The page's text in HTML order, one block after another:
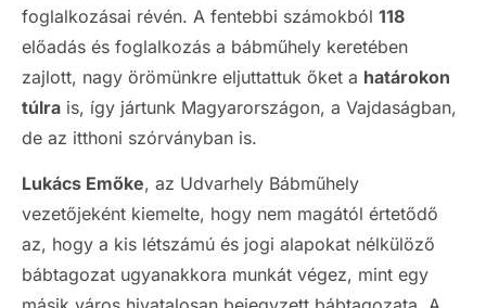
foglalkozásai révén. A fentebbi számokból 118
előadás és foglalkozás a bábműhely keretében
zajlott, nagy örömünkre eljuttattuk őket a határokon
túlra is, így jártunk Magyarországon, a Vajdaságban,
de az itthoni szórványban is.
Lukács Emőke, az Udvarhely Bábműhely
vezetőjeként kiemelte, hogy nem magától értetődő
az, hogy a kis létszámú és jogi alapokat nélkülöző
bábtagozat ugyanakkora munkát végez, mint egy